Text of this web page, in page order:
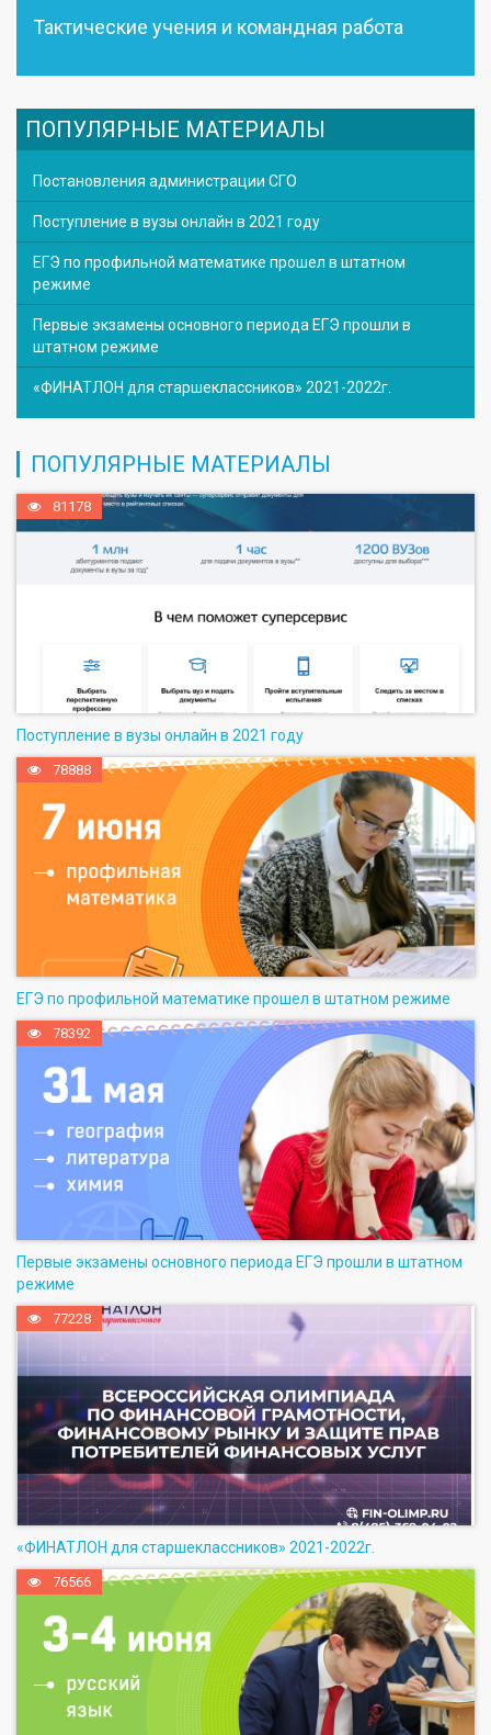
Тактические учения и командная работа
ПОПУЛЯРНЫЕ МАТЕРИАЛЫ
Постановления администрации СГО
Поступление в вузы онлайн в 2021 году
ЕГЭ по профильной математике прошел в штатном
режиме
Первые экзамены основного периода ЕГЭ прошли в
штатном режиме
«ФИНАТЛОН для старшеклассников» 2021-2022г.
ПОПУЛЯРНЫЕ МАТЕРИАЛЫ
81178
Поступление в вузы онлайн в 2021 году
78888
ЕГЭ по профильной математике прошел в штатном режиме
78392
Первые экзамены основного периода ЕГЭ прошли в штатном
режиме
77228
«ФИНАТЛОН для старшеклассников» 2021-2022г.
76566